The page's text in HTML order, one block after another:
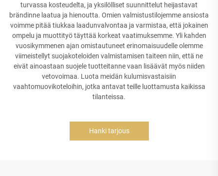
turvassa kosteudelta, ja yksilölliset suunnittelut heijastavat
brändinne laatua ja hienoutta. Omien valmistustilojemme ansiosta
voimme pitää tiukkaa laadunvalvontaa ja varmistaa, että jokainen
ompelu ja muottityö täyttää korkeat vaatimuksemme. Yli kahden
vuosikymmenen ajan omistautuneet erinomaisuudelle olemme
viimeistellyt suojakoteloiden valmistamisen taiteen niin, että ne
eivät ainoastaan suojele tuotteitanne vaan lisäävät myös niiden
vetovoimaa. Luota meidän kulumisvastaisiin
vaahtomuovikoteloihin, jotka antavat teille luottamusta kaikissa
tilanteissa.
Hanki tarjous